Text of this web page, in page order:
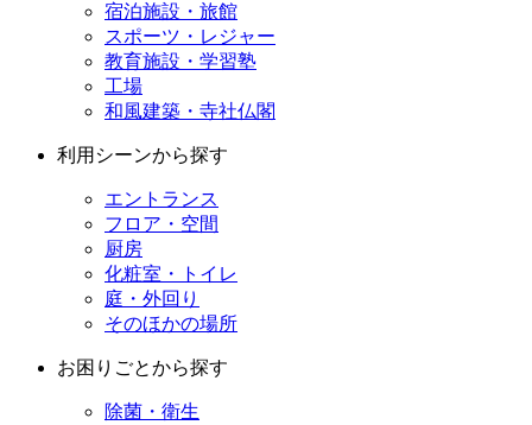
宿泊施設・旅館
スポーツ・レジャー
教育施設・学習塾
工場
和風建築・寺社仏閣
利用シーンから探す
エントランス
フロア・空間
厨房
化粧室・トイレ
庭・外回り
そのほかの場所
お困りごとから探す
除菌・衛生